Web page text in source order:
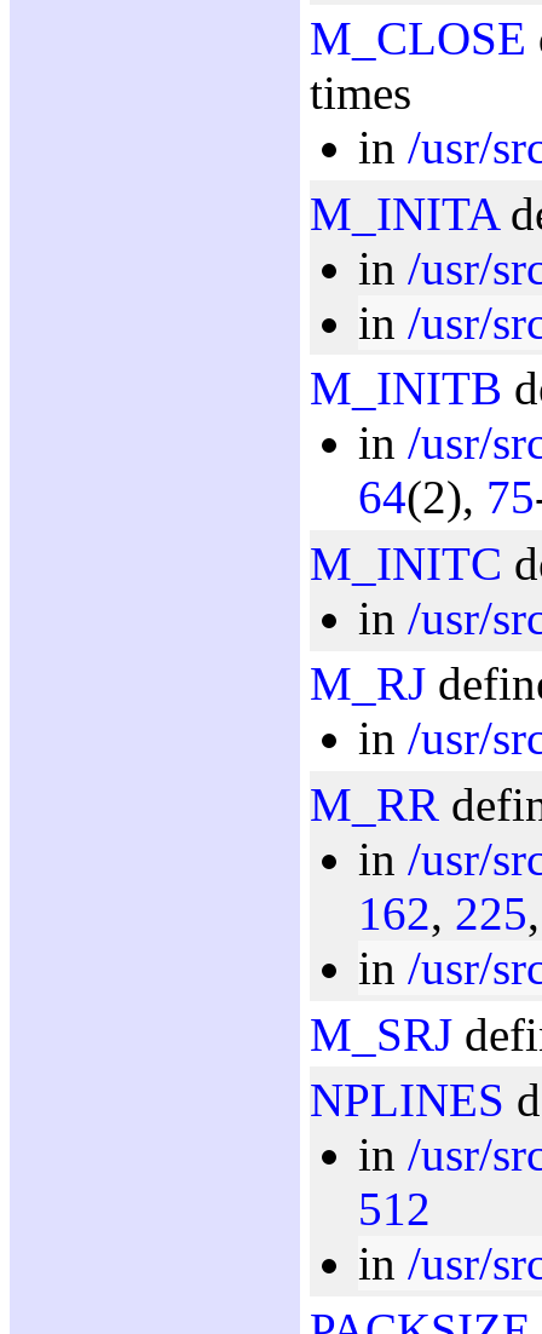
M_CLOSE
times
in /usr/
M_INITA
in /usr/
in /usr/
M_INITB
in /usr/
64(2), 75
M_INITC
in /usr/
M_RJ
in /usr/
M_RR
in /usr/
162, 225
in /usr/
M_SRJ
NPLINES
in /usr/
512
in /usr/